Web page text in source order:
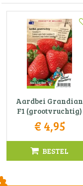
Aardbei Grandian
F1 (grootvruchtig)
€ 4,95
BESTEL